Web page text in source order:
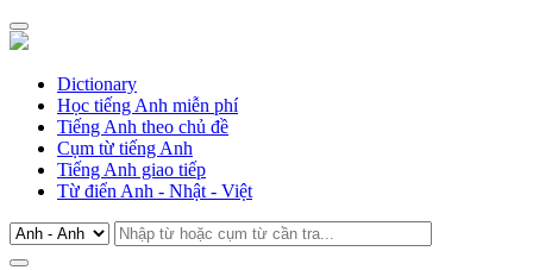
Dictionary
Học tiếng Anh miễn phí
Tiếng Anh theo chủ đề
Cụm từ tiếng Anh
Tiếng Anh giao tiếp
Từ điển Anh - Nhật - Việt